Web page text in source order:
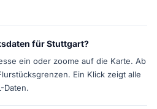
für Stuttgart?
ein oder zoome auf die Karte. Ab
Ein Klick zeigt alle
Daten.